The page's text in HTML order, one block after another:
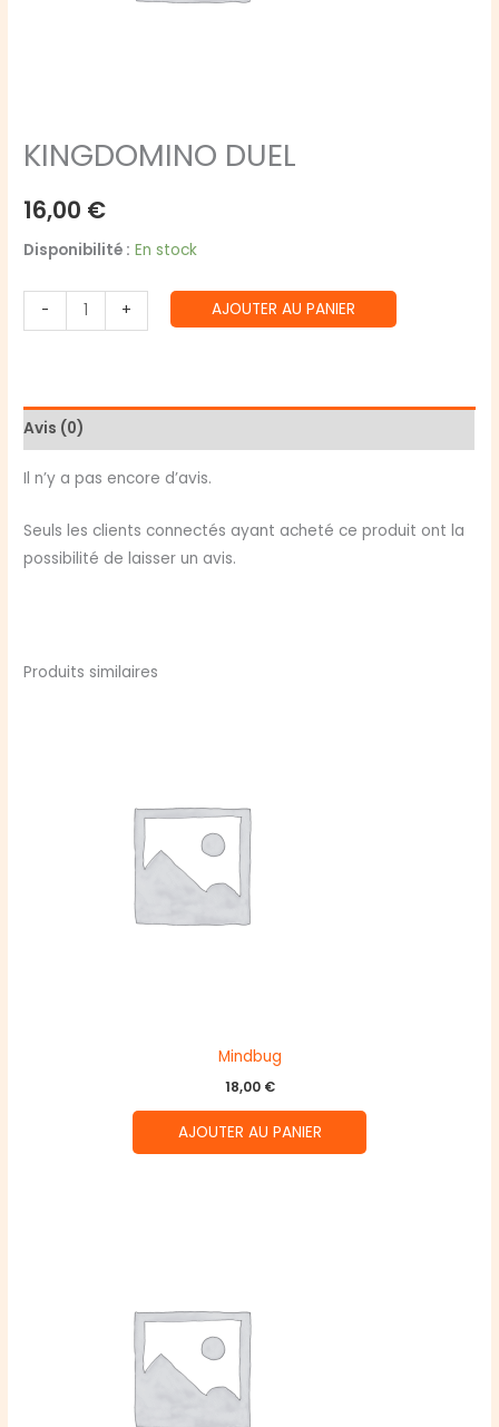
KINGDOMINO DUEL
16,00 €
Disponibilité : En stock
-
quantité
de
+ AJOUTER AU PANIER
Avis (0)
Il n’y a pas encore d’avis.
Seuls les clients connectés ayant acheté ce produit ont la
possibilité de laisser un avis.
Produits similaires
Mindbug
18,00 €
AJOUTER AU PANIER